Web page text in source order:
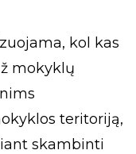
kol kas
mokyklų
teritoriją,
skambinti